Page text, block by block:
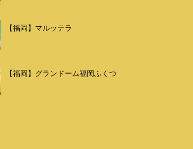
【福岡】マルッテラ
【福岡】グランドーム福岡ふくつ